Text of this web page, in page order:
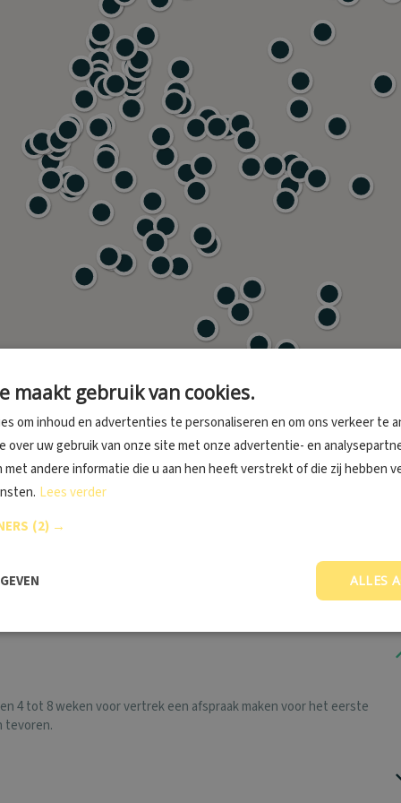
4 tot 8 weken voor vertrek een afspraak maken voor het eerste
tevoren.
maakt gebruik van cookies.
om inhoud en advertenties te personaliseren en om ons verkeer te
over uw gebruik van onze site met onze advertentie- en
andere informatie die u aan hen heeft verstrekt of die zij hebben
Lees verder
(2) →
ALLES